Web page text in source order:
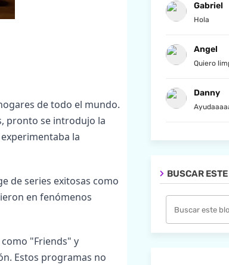
de todo el mundo.
pronto se introdujo la
la
de series exitosas como
en fenómenos
"Friends" y
Estos programas no
Gabriel
Hola
Angel
Quiero
Danny
BUSCAR